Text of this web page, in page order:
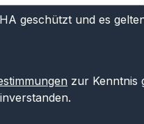
geschützt und es
zur Kenntnis